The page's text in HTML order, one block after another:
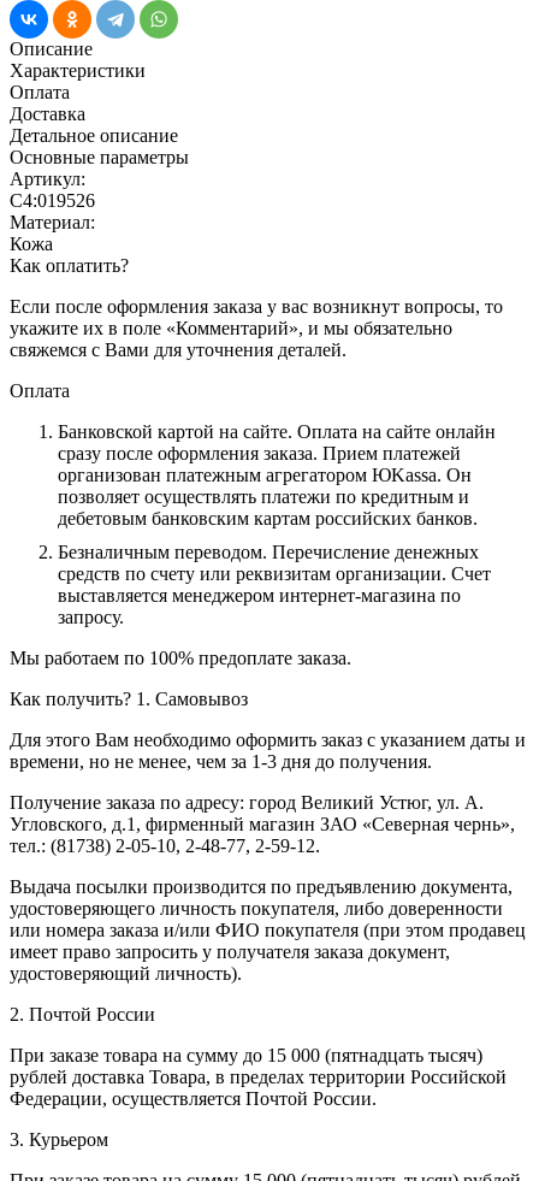
Описание
Характеристики
Оплата
Доставка
Детальное описание
Основные параметры
Артикул:
С4:019526
Материал:
Кожа
Как оплатить?
Если после оформления заказа у вас возникнут вопросы, то
укажите их в поле «Комментарий», и мы обязательно
свяжемся с Вами для уточнения деталей.
Оплата
Банковской картой на сайте. Оплата на сайте онлайн
сразу после оформления заказа. Прием платежей
организован платежным агрегатором ЮKassa. Он
позволяет осуществлять платежи по кредитным и
дебетовым банковским картам российских банков.
Безналичным переводом. Перечисление денежных
средств по счету или реквизитам организации. Счет
выставляется менеджером интернет-магазина по
запросу.
Мы работаем по 100% предоплате заказа.
Как получить? 1. Самовывоз
Для этого Вам необходимо оформить заказ с указанием даты и
времени, но не менее, чем за 1-3 дня до получения.
Получение заказа по адресу: город Великий Устюг, ул. А.
Угловского, д.1, фирменный магазин ЗАО «Северная чернь»,
тел.: (81738) 2-05-10, 2-48-77, 2-59-12.
Выдача посылки производится по предъявлению документа,
удостоверяющего личность покупателя, либо доверенности
или номера заказа и/или ФИО покупателя (при этом продавец
имеет право запросить у получателя заказа документ,
удостоверяющий личность).
2. Почтой России
При заказе товара на сумму до 15 000 (пятнадцать тысяч)
рублей доставка Товара, в пределах территории Российской
Федерации, осуществляется Почтой России.
3. Курьером